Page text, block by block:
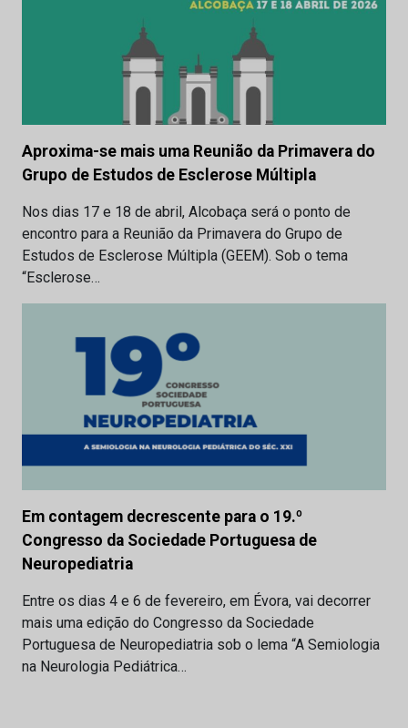
Aproxima-se mais uma Reunião da Primavera do
Grupo de Estudos de Esclerose Múltipla
Nos dias 17 e 18 de abril, Alcobaça será o ponto de
encontro para a Reunião da Primavera do Grupo de
Estudos de Esclerose Múltipla (GEEM). Sob o tema
“Esclerose…
Em contagem decrescente para o 19.º
Congresso da Sociedade Portuguesa de
Neuropediatria
Entre os dias 4 e 6 de fevereiro, em Évora, vai decorrer
mais uma edição do Congresso da Sociedade
Portuguesa de Neuropediatria sob o lema “A Semiologia
na Neurologia Pediátrica…